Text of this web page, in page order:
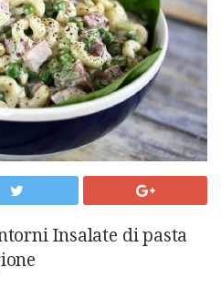
Insalate di pasta